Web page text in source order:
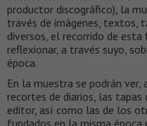
productor discográfico), la
través de imágenes, textos,
diversos, el recorrido de
reflexionar, a través suyo,
época.
En la muestra se podrán
recortes de diarios, las tapas
editor, así como las de los
fundados en la misma